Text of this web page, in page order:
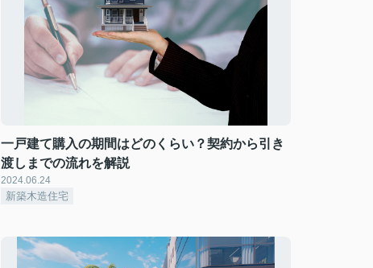
一戸建て購入の期間はどのくらい？契約から引き
渡しまでの流れを解説
2024.06.24
新築木造住宅